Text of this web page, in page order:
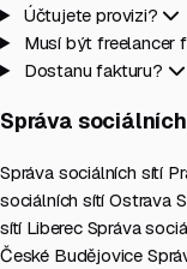
Účtujete provizi?
Musí být freelancer
Dostanu fakturu?
Správa
Správa sociálních sítí
sociálních sítí Ostrava
sítí Liberec Správa
České Budějovice